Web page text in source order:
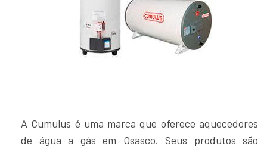
A Cumulus é uma marca que oferece aquecedores
de água a gás em Osasco. Seus produtos são